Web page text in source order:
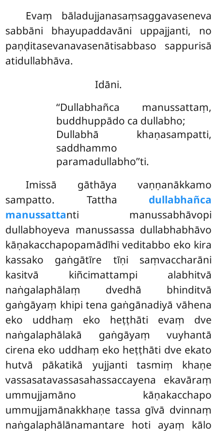
Evaṃ bāladujjanasaṃsaggavaseneva
sabbāni bhayupaddavāni uppajjanti, no
paṇḍitasevanavasenātisabbaso sappurisā
atidullabhāva.
Idāni.
‘‘Dullabhañca manussattaṃ,
buddhuppādo ca dullabho;
Dullabhā khaṇasampatti,
saddhammo
paramadullabho’’ti.
Imissā gāthāya vaṇṇanākkamo
sampatto. Tattha dullabhañca
manussattanti manussabhāvopi
dullabhoyeva manussassa dullabhabhāvo
kāṇakacchapopamādīhi veditabbo eko kira
kassako gaṅgātīre tīṇi saṃvaccharāni
kasitvā kiñcimattampi alabhitvā
naṅgalaphālaṃ dvedhā bhinditvā
gaṅgāyaṃ khipi tena gaṅgānadiyā vāhena
eko uddhaṃ eko heṭṭhāti evaṃ dve
naṅgalaphālakā gaṅgāyaṃ vuyhantā
cirena eko uddhaṃ eko heṭṭhāti dve ekato
hutvā pākatikā yujjanti tasmiṃ khaṇe
vassasatavassasahassaccayena ekavāraṃ
ummujjamāno kāṇakacchapo
ummujjamānakkhaṇe tassa gīvā dvinnaṃ
naṅgalaphālānamantare hoti ayaṃ kālo